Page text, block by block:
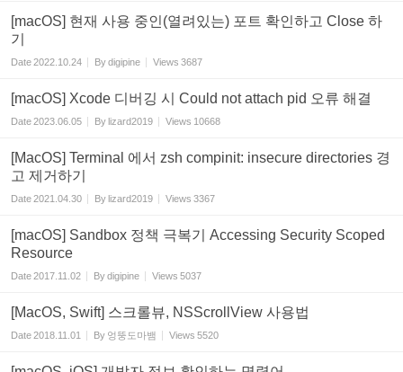
[macOS] 현재 사용 중인(열려있는) 포트 확인하고 Close 하
기
Date2022.10.24 Bydigipine Views 3687
[macOS] Xcode 디버깅 시 Could not attach pid 오류 해결
Date2023.06.05 Bylizard2019 Views 10668
[MacOS] Terminal 에서 zsh compinit: insecure directories 경
고 제거하기
Date2021.04.30 Bylizard2019 Views 3367
[macOS] Sandbox 정책 극복기 Accessing Security Scoped
Resource
Date2017.11.02 Bydigipine Views 5037
[MacOS, Swift] 스크롤뷰, NSScrollView 사용법
Date2018.11.01 By 엉뚱도마뱀 Views 5520